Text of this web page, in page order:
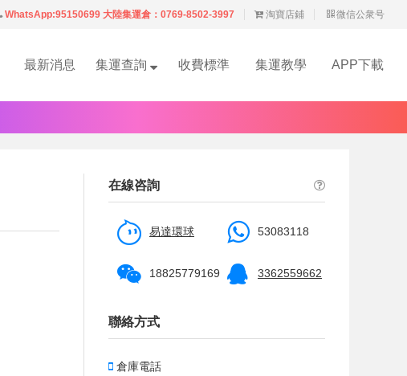
WhatsApp:95150699 大陸集運倉：0769-8502-3997 淘寶店鋪 微信公衆号
最新消息 集運查詢 收費標準 集運教學 APP下載
在線咨詢
易達環球 53083118
18825779169 3362559662
聯絡方式
倉庫電話